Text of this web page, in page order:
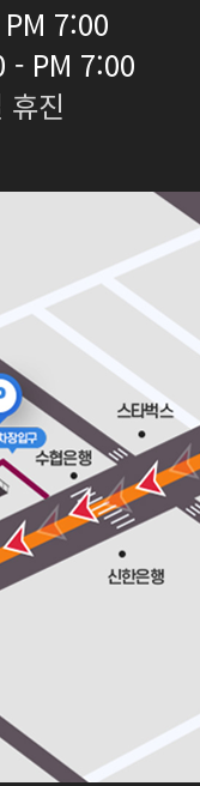
7:00
- PM 7:00
진